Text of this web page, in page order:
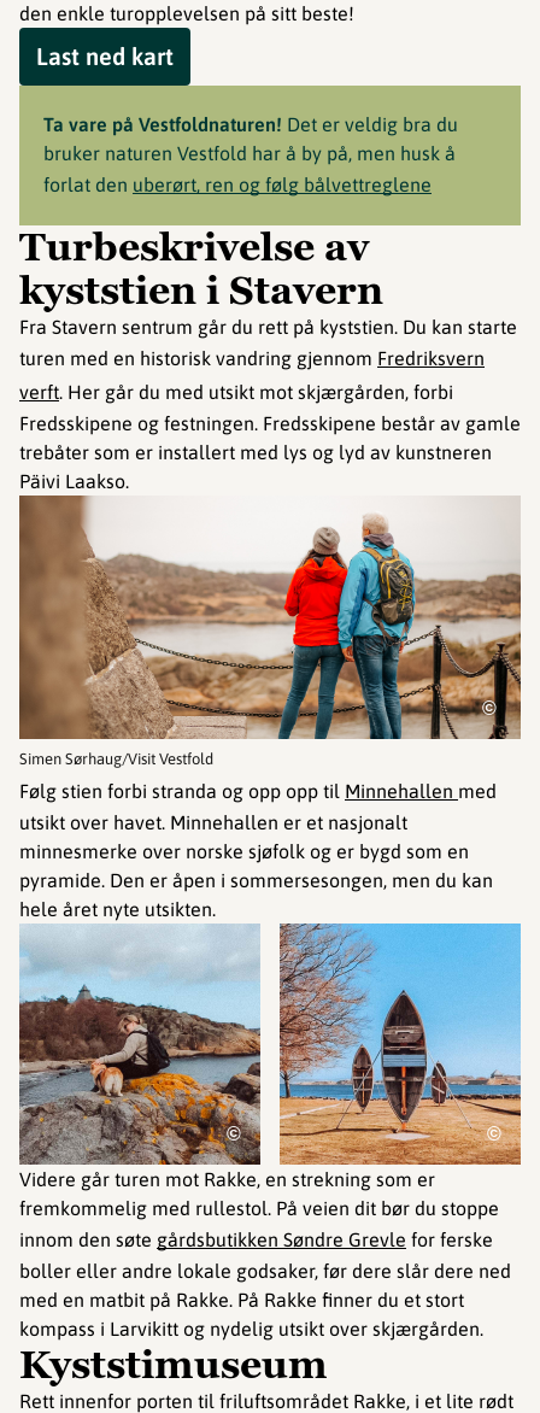
den enkle turopplevelsen på sitt beste!
Last ned kart
Ta vare på Vestfoldnaturen! Det er veldig bra du
bruker naturen Vestfold har å by på, men husk å
forlat den uberørt, ren og følg bålvettreglene
Turbeskrivelse av
kyststien i Stavern
Fra Stavern sentrum går du rett på kyststien. Du kan starte
turen med en historisk vandring gjennom Fredriksvern
verft. Her går du med utsikt mot skjærgården, forbi
Fredsskipene og festningen. Fredsskipene består av gamle
trebåter som er installert med lys og lyd av kunstneren
Päivi Laakso.
©
Simen Sørhaug/Visit Vestfold
Følg stien forbi stranda og opp opp til Minnehallen med
utsikt over havet. Minnehallen er et nasjonalt
minnesmerke over norske sjøfolk og er bygd som en
pyramide. Den er åpen i sommersesongen, men du kan
hele året nyte utsikten.
© ©
Videre går turen mot Rakke, en strekning som er
fremkommelig med rullestol. På veien dit bør du stoppe
innom den søte gårdsbutikken Søndre Grevle for ferske
boller eller andre lokale godsaker, før dere slår dere ned
med en matbit på Rakke. På Rakke finner du et stort
kompass i Larvikitt og nydelig utsikt over skjærgården.
Kyststimuseum
Rett innenfor porten til friluftsområdet Rakke, i et lite rødt